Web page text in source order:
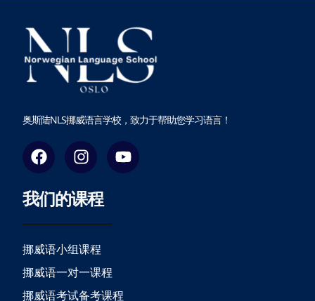
奥斯陆NLS挪威语言学校，致力于帮助您学习语言！
F
a
e
b
o
o
k
I
n
t
a
g
r
a
m
Y
o
我们的课程
挪威语小组课程
挪威语一对一课程
挪威语考试备考课程